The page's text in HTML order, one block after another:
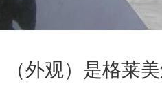
（外观）是格莱